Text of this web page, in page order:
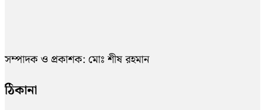
সম্পাদক ও প্রকাশক: মোঃ শীষ রহমান
ঠিকানা